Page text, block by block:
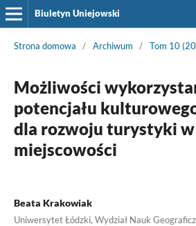
Biuletyn Uniejowski
Strona domowa / Archiwum / Tom 10
Możliwości
potencjału
dla rozwoju turystyki w
miejscowości
Beata Krakowiak
Uniwersytet Łódzki, Wydział Nauk